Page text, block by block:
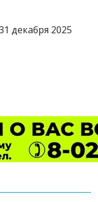
декабря 2025